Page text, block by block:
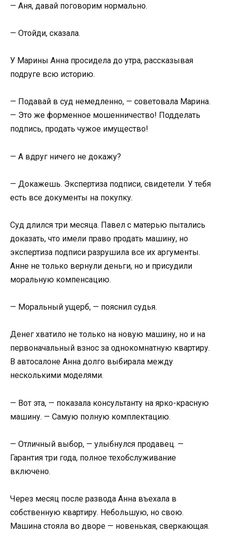
— Аня, давай поговорим нормально.
— Отойди, сказала.
У Марины Анна просидела до утра, рассказывая
подруге всю историю.
— Подавай в суд немедленно, — советовала Марина.
— Это же форменное мошенничество! Подделать
подпись, продать чужое имущество!
— А вдруг ничего не докажу?
— Докажешь. Экспертиза подписи, свидетели. У тебя
есть все документы на покупку.
Суд длился три месяца. Павел с матерью пытались
доказать, что имели право продать машину, но
экспертиза подписи разрушила все их аргументы.
Анне не только вернули деньги, но и присудили
моральную компенсацию.
— Моральный ущерб, — пояснил судья.
Денег хватило не только на новую машину, но и на
первоначальный взнос за однокомнатную квартиру.
В автосалоне Анна долго выбирала между
несколькими моделями.
— Вот эта, — показала консультанту на ярко-красную
машину. — Самую полную комплектацию.
— Отличный выбор, — улыбнулся продавец. —
Гарантия три года, полное техобслуживание
включено.
Через месяц после развода Анна въехала в
собственную квартиру. Небольшую, но свою.
Машина стояла во дворе — новенькая, сверкающая.